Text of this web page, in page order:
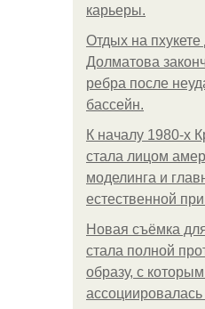
карьеры.
Отдых на
Долматова
ребра после
бассейн.
К началу 1980-х
стала лицом
моделинга и
естественной
Новая съёмка
стала полной
образу, с